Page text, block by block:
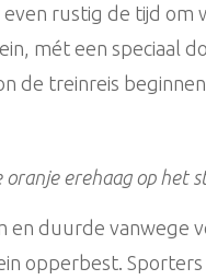
rustig de tijd om
mét een speciaal
de treinreis
oranje erehaag op het
en duurde vanwege
opperbest.